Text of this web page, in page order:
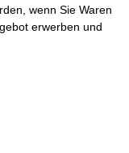
wenn Sie Waren
erwerben und